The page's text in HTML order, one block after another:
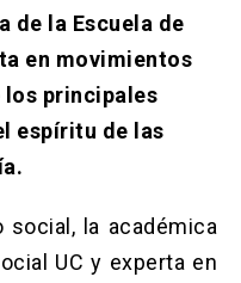
de la Escuela de
en movimientos
principales
espíritu de las
la académica
UC y experta en